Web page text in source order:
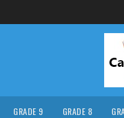
GRADE 9 GRADE 8